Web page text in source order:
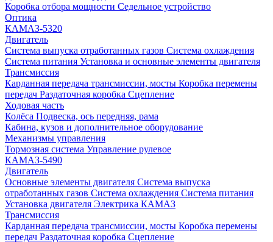
Коробка отбора мощности Седельное устройство
Оптика
КАМАЗ-5320
Двигатель
Система выпуска отработанных газов Система охлаждения
Система питания Установка и основные элементы двигателя
Трансмиссия
Карданная передача трансмиссии, мосты Коробка перемены
передач Раздаточная коробка Сцепление
Ходовая часть
Колёса Подвеска, ось передняя, рама
Кабина, кузов и дополнительное оборудование
Механизмы управления
Тормозная система Управление рулевое
КАМАЗ-5490
Двигатель
Основные элементы двигателя Система выпуска
отработанных газов Система охлаждения Система питания
Установка двигателя Электрика КАМАЗ
Трансмиссия
Карданная передача трансмиссии, мосты Коробка перемены
передач Раздаточная коробка Сцепление